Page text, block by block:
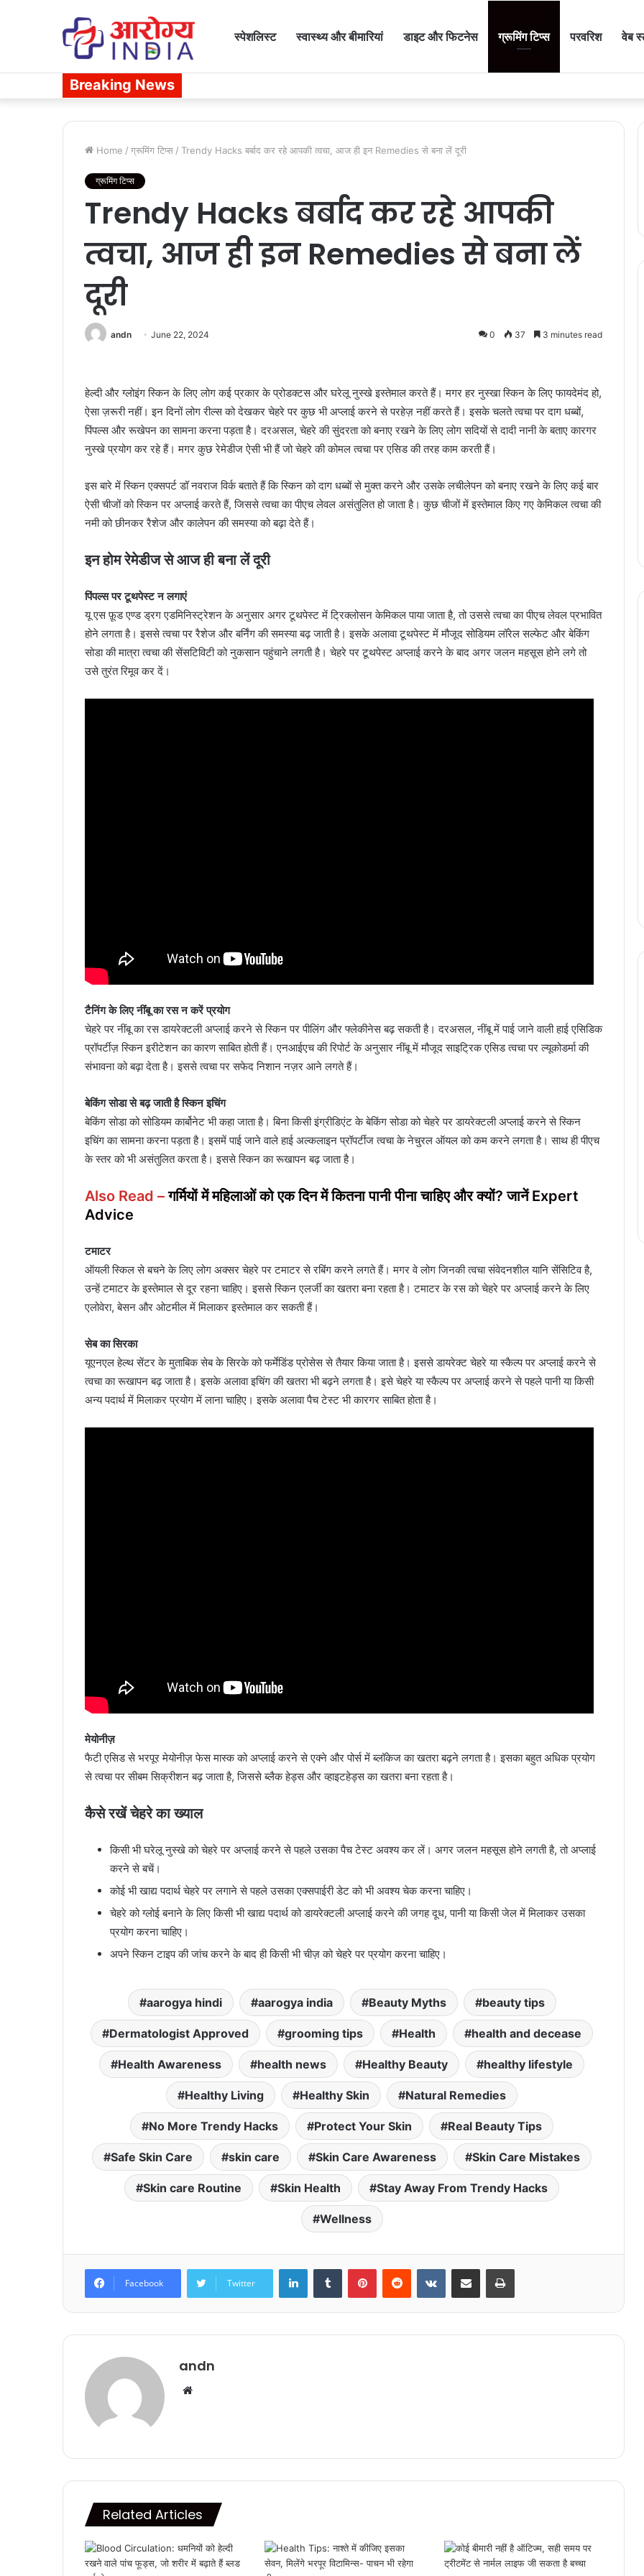
स्पेशलिस्ट स्वास्थ्य और बीमारियां डाइट और फिटनेस ग्रूमिंग टिप्स परवरिश वेब
Breaking News
Home / ग्रूमिंग टिप्स / Trendy Hacks बर्बाद कर रहे आपकी त्वचा, आज ही इन Remedies से बना लें दूरी
ग्रूमिंग टिप्स
Trendy Hacks बर्बाद कर रहे आपकी
त्वचा, आज ही इन Remedies से बना लें
दूरी
andn June 22, 2024 0 37 3 minutes read
हेल्दी और ग्लोइंग स्किन के लिए लोग कई प्रकार के प्रोडक्टस और घरेलू नुस्खे इस्तेमाल करते हैं। मगर हर नुस्खा स्किन के लिए फायदेमंद हो,
ऐसा ज़रूरी नहीं। इन दिनों लोग रील्स को देखकर चेहरे पर कुछ भी अप्लाई करने से परहेज़ नहीं करते हैं। इसके चलते त्वचा पर दाग धब्बों,
पिंपल्स और रूखेपन का सामना करना पड़ता है। दरअसल, चेहरे की सुंदरता को बनाए रखने के लिए लोग सदियों से दादी नानी के बताए कारगर
नुस्खे प्रयोग कर रहे हैं। मगर कुछ रेमेडीज ऐसी भी हैं जो चेहरे की कोमल त्वचा पर एसिड की तरह काम करती हैं।
इस बारे में स्किन एक्सपर्ट डॉ नवराज विर्क बताते हैं कि स्किन को दाग धब्बों से मुक्त करने और उसके लचीलेपन को बनाए रखने के लिए कई बार
ऐसी चीजों को स्किन पर अप्लाई करते हैं, जिससे त्वचा का पीएच लेवल असंतुलित हो जाता है। कुछ चीजों में इस्तेमाल किए गए केमिकल त्वचा की
नमी को छीनकर रैशेज और कालेपन की समस्या को बढ़ा देते हैं।
इन होम रेमेडीज से आज ही बना लें दूरी
पिंपल्स पर टूथपेस्ट न लगाएं
यू एस फ़ूड एण्ड ड्रग एडमिनिस्ट्रेशन के अनुसार अगर टूथपेस्ट में ट्रिक्लोसन केमिकल पाया जाता है, तो उससे त्वचा का पीएच लेवल प्रभावित
होने लगता है। इससे त्वचा पर रैशेज और बर्निंग की समस्या बढ़ जाती है। इसके अलावा टूथपेस्ट में मौजूद सोडियम लॉरेल सल्फेट और बेकिंग
सोडा की मात्रा त्वचा की सेंसटिविटी को नुकसान पहुंचाने लगती है। चेहरे पर टूथपेस्ट अप्लाई करने के बाद अगर जलन महसूस होने लगे तो
उसे तुरंत रिमूव कर दें।
टैनिंग के लिए नींंबू का रस न करें प्रयोग
चेहरे पर नींबू का रस डायरेक्टली अप्लाई करने से स्किन पर पीलिंग और फ्लेकीनेस बढ़ सकती है। दरअसल, नींबू में पाई जाने वाली हाई एसिडिक
प्रॉपर्टीज़ स्किन इरीटेशन का कारण साबित होती हैं। एनआईएच की रिपोर्ट के अनुसार नींबू में मौजूद साइट्रिक एसिड त्वचा पर ल्यूकोडर्मा की
संभावना को बढ़ा देता है। इससे त्वचा पर सफेद निशान नज़र आने लगते हैं।
बेकिंग सोडा से बढ़ जाती है स्किन इचिंग
बेकिंग सोडा को सोडियम कार्बोनेट भी कहा जाता है। बिना किसी इंग्रीडिएंट के बेकिंग सोडा को चेहरे पर डायरेक्टली अप्लाई करने से स्किन
इचिंग का सामना करना पड़ता है। इसमें पाई जाने वाले हाई अल्कलाइन प्रॉपर्टीज त्वचा के नेचुरल ऑयल को कम करने लगता है। साथ ही पीएच
के स्तर को भी असंतुलित करता है। इससे स्किन का रूखापन बढ़ जाता है।
Also Read –गर्मियों में महिलाओं को एक दिन में कितना पानी पीना चाहिए और क्यों? जानें Expert
Advice
टमाटर
ऑयली स्किल से बचने के लिए लोग अक्सर चेहरे पर टमाटर से रबिंग करने लगते हैं। मगर वे लोग जिनकी त्वचा संवेदनशील यानि सेंसिटिव है,
उन्हें टमाटर के इस्तेमाल से दूर रहना चाहिए। इससे स्किन एलर्जी का खतरा बना रहता है। टमाटर के रस को चेहरे पर अप्लाई करने के लिए
एलोवेरा, बेसन और ओटमील में मिलाकर इस्तेमाल कर सकती हैं।
सेब का सिरका
यूएनएल हेल्थ सेंटर के मुताबिक सेब के सिरके को फर्मेडिंड प्रोसेस से तैयार किया जाता है। इससे डायरेक्ट चेहरे या स्कैल्प पर अप्लाई करने से
त्वचा का रूखापन बढ़ जाता है। इसके अलावा इचिंग की खतरा भी बढ़ने लगता है। इसे चेहरे या स्कैल्प पर अप्लाई करने से पहले पानी या किसी
अन्य पदार्थ में मिलाकर प्रयोग में लाना चाहिए। इसके अलावा पैच टेस्ट भी कारगर साबित होता है।
मेयोनीज़
फैटी एसिड से भरपूर मेयोनीज़ फेस मास्क को अप्लाई करने से एक्ने और पोर्स में ब्लॉकेज का खतरा बढ़ने लगता है। इसका बहुत अधिक प्रयोग
से त्वचा पर सीबम सिक्रीशन बढ़ जाता है, जिससे ब्लैक हेड्स और व्हाइटहेड्स का खतरा बना रहता है।
कैसे रखें चेहरे का ख्याल
किसी भी घरेलू नुस्खे को चेहरे पर अप्लाई करने से पहले उसका पैच टेस्ट अवश्य कर लें। अगर जलन महसूस होने लगती है, तो अप्लाई
करने से बचें।
कोई भी खाद्य पदार्थ चेहरे पर लगाने से पहले उसका एक्सपाईरी डेट को भी अवश्य चेक करना चाहिए।
चेहरे को ग्लोई बनाने के लिए किसी भी खाद्य पदार्थ को डायरेक्टली अप्लाई करने की जगह दूध, पानी या किसी जेल में मिलाकर उसका
प्रयोग करना चाहिए।
अपने स्किन टाइप की जांच करने के बाद ही किसी भी चीज़ को चेहरे पर प्रयोग करना चाहिए।
aarogya hindi aarogya india Beauty Myths beauty tips
Dermatologist Approved grooming tips Health health and decease
Health Awareness health news Healthy Beauty healthy lifestyle
Healthy Living Healthy Skin Natural Remedies
No More Trendy Hacks Protect Your Skin Real Beauty Tips
Safe Skin Care skin care Skin Care Awareness Skin Care Mistakes
Skin care Routine Skin Health Stay Away From Trendy Hacks
Wellness
Facebook Twitter
LinkedInTumblr PinterestReddit VKontakteShare via Email Print
andn
Website
Related Articles